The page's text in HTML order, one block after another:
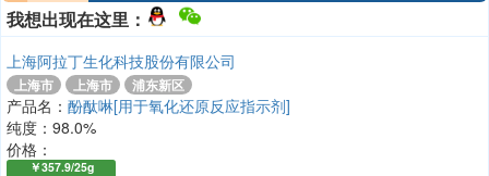
我想出现在这里：
上海阿拉丁生化科技股份有限公司
上海市 上海市 浦东新区
产品名： 酚酞啉[用于氧化还原反应指示剂]
纯度：98.0%
价格：
￥357.9/25g